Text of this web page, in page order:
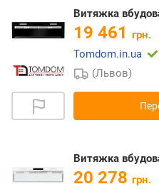
Витяжка
19 461 грн.
Tomdom.in.ua
(Львов)
Витяжка
20 278 грн.